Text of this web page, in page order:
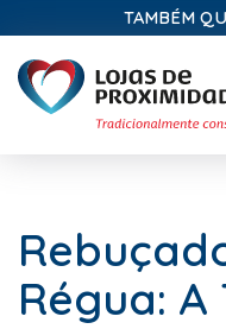
TAMBÉM
Régua: